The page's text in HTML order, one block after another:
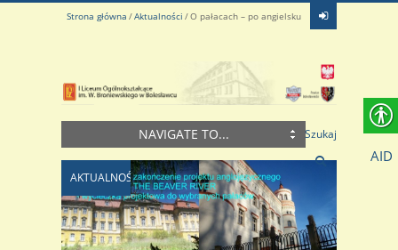
Strona główna Aktualności O pałacach – po angielsku
NAVIGATE TO... Szukaj
AKTUALNOŚCI
AID